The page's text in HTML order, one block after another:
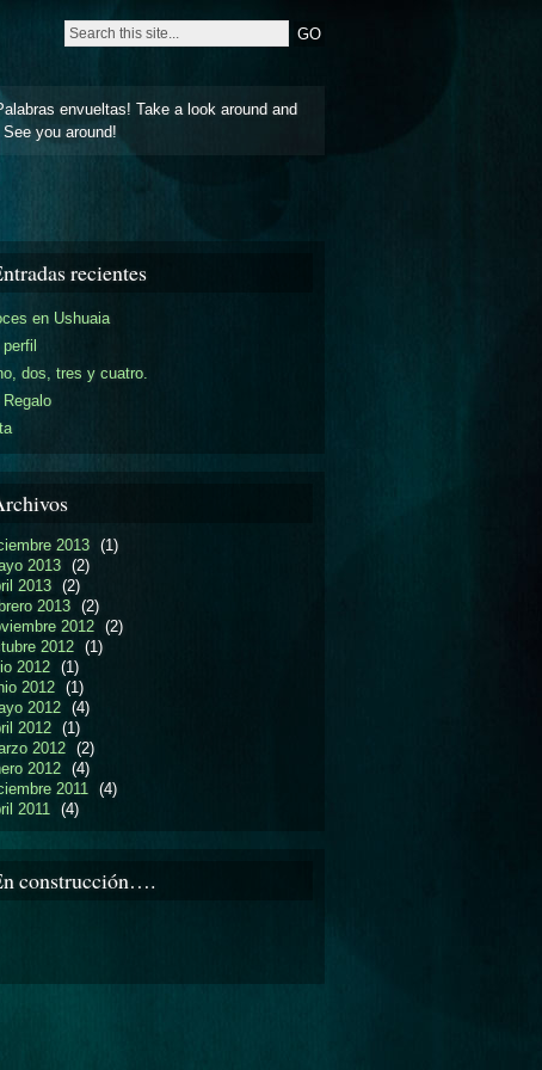
envueltas! Take a look around and
you around!
recientes
en Ushuaia
dos, tres y cuatro.
Regalo
2013
(1)
2013
(2)
2013
(2)
2013
(2)
2012
(2)
2012 (1)
2012 (1)
2012 (1)
2012
(4)
2012
(1)
2012 (2)
2012 (4)
2011
(4)
2011
(4)
construcción….